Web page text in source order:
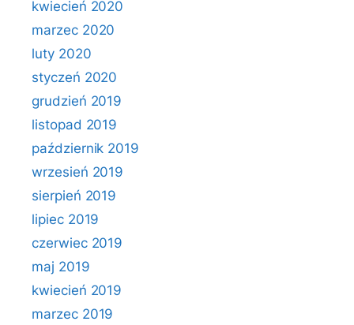
kwiecień 2020
marzec 2020
luty 2020
styczeń 2020
grudzień 2019
listopad 2019
październik 2019
wrzesień 2019
sierpień 2019
lipiec 2019
czerwiec 2019
maj 2019
kwiecień 2019
marzec 2019